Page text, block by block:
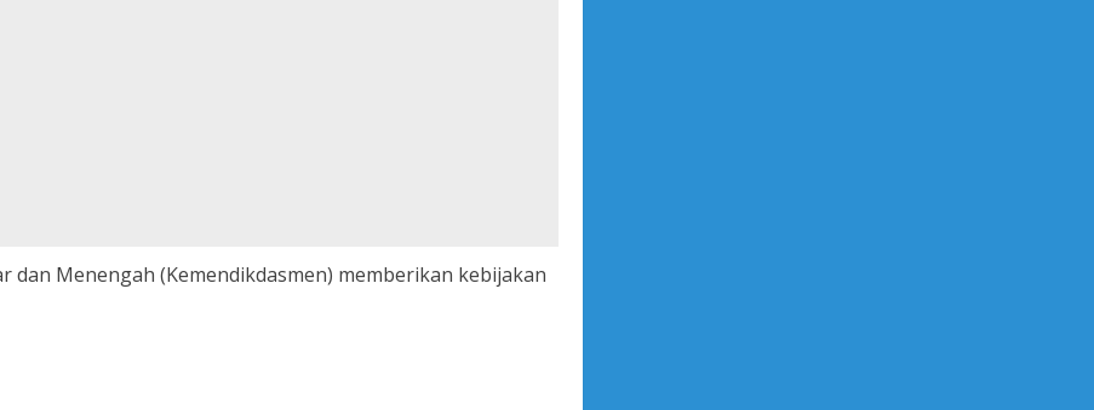
dan Menengah (Kemendikdasmen) memberikan kebijakan